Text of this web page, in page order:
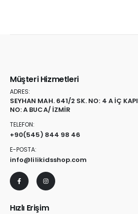
Müşteri Hizmetleri
ADRES:
SEYHAN MAH. 641/2 SK. NO: 4 A İÇ KAPI
NO: A BUCA/ İZMİR
TELEFON:
+90(545) 844 98 46
E-POSTA:
info@lilikidsshop.com
Hızlı Erişim